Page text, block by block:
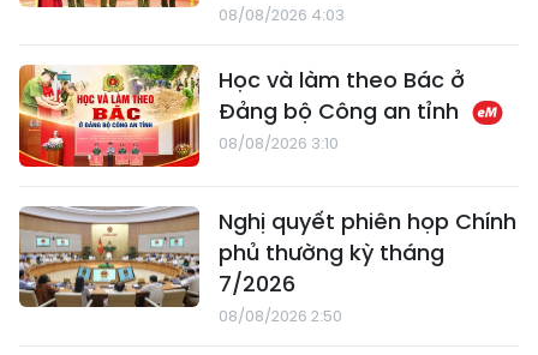
08/08/2026 4:03
Học và làm theo Bác ở
Đảng bộ Công an tỉnh
08/08/2026 3:10
Nghị quyết phiên họp Chính
phủ thường kỳ tháng
7/2026
08/08/2026 2:50